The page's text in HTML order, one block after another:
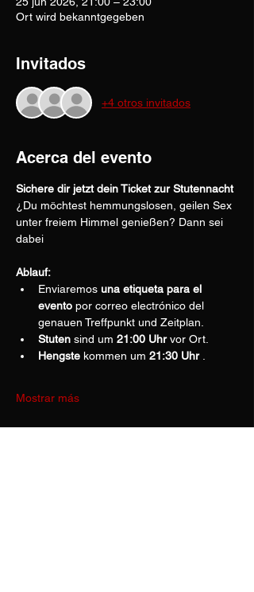
Ort wird bekanntgegeben
Invitados
+4 otros invitados
Acerca del evento
Sichere dir jetzt dein Ticket zur Stutennacht
¿Du möchtest hemmungslosen, geilen Sex
unter freiem Himmel genießen? Dann sei
dabei
Ablauf:
Enviaremos una etiqueta para el
evento por correo electrónico del
genauen Treffpunkt und Zeitplan.
Stuten sind um 21:00 Uhr vor Ort.
Hengste kommen um 21:30 Uhr .
Mostrar más